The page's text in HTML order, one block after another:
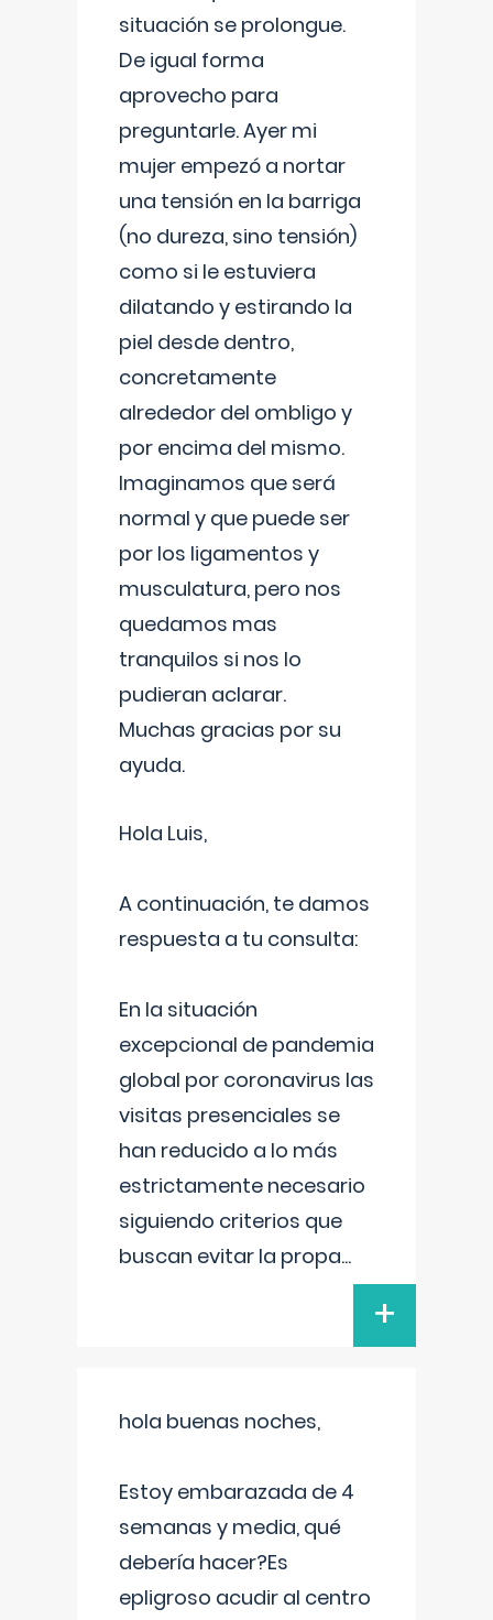
situación se prolongue.
De igual forma
aprovecho para
preguntarle. Ayer mi
mujer empezó a nortar
una tensión en la barriga
(no dureza, sino tensión)
como si le estuviera
dilatando y estirando la
piel desde dentro,
concretamente
alrededor del ombligo y
por encima del mismo.
Imaginamos que será
normal y que puede ser
por los ligamentos y
musculatura, pero nos
quedamos mas
tranquilos si nos lo
pudieran aclarar.
Muchas gracias por su
ayuda.
Hola Luis,
A continuación, te damos
respuesta a tu consulta:
En la situación
excepcional de pandemia
global por coronavirus las
visitas presenciales se
han reducido a lo más
estrictamente necesario
siguiendo criterios que
buscan evitar la propa...
+
hola buenas noches,
Estoy embarazada de 4
semanas y media, qué
debería hacer?Es
epligroso acudir al centro